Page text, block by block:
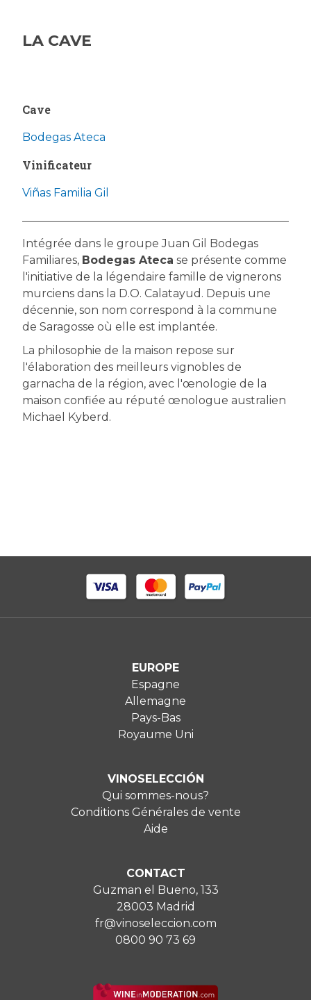
LA CAVE
Cave
Bodegas Ateca
Vinificateur
Viñas Familia Gil
Intégrée dans le groupe Juan Gil Bodegas
Familiares, Bodegas Ateca se présente comme
l'initiative de la légendaire famille de vignerons
murciens dans la D.O. Calatayud. Depuis une
décennie, son nom correspond à la commune
de Saragosse où elle est implantée.
La philosophie de la maison repose sur
l'élaboration des meilleurs vignobles de
garnacha de la région, avec l'œnologie de la
maison confiée au réputé œnologue australien
Michael Kyberd.
EUROPE
Espagne
Allemagne
Pays-Bas
Royaume Uni
VINOSELECCIÓN
Qui sommes-nous?
Conditions Générales de vente
Aide
CONTACT
Guzman el Bueno, 133
28003 Madrid
fr@vinoseleccion.com
0800 90 73 69